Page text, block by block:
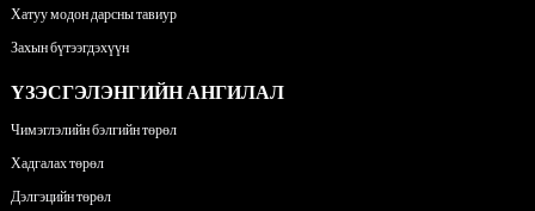
Хатуу модон дарсны тавиур
Захын бүтээгдэхүүн
ҮЗЭСГЭЛЭНГИЙН АНГИЛАЛ
Чимэглэлийн бэлгийн төрөл
Хадгалах төрөл
Дэлгэцийн төрөл